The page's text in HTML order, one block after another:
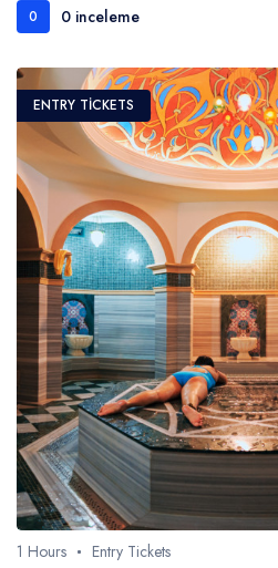
0 0 inceleme
ENTRY TICKETS
1 Hours Entry Tickets